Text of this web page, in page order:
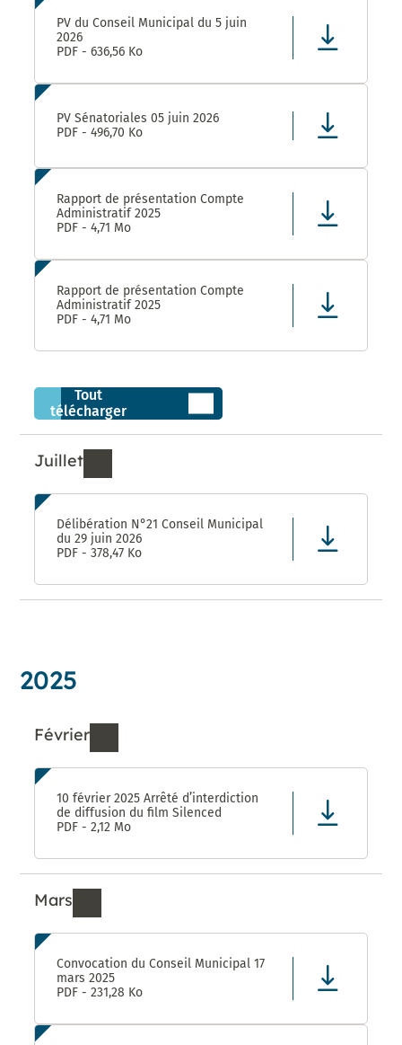
PV du Conseil Municipal du 5 juin
2026
PDF - 636,56 Ko
PV Sénatoriales 05 juin 2026
PDF - 496,70 Ko
Rapport de présentation Compte
Administratif 2025
PDF - 4,71 Mo
Rapport de présentation Compte
Administratif 2025
PDF - 4,71 Mo
Tout
télécharger
Juillet
Ressources de Juillet 2026
Délibération N°21 Conseil Municipal
du 29 juin 2026
PDF - 378,47 Ko
2025
Février
Ressources de Février 2025
10 février 2025 Arrêté d’interdiction
de diffusion du film Silenced
PDF - 2,12 Mo
Mars
Ressources de Mars 2025
Convocation du Conseil Municipal 17
mars 2025
PDF - 231,28 Ko